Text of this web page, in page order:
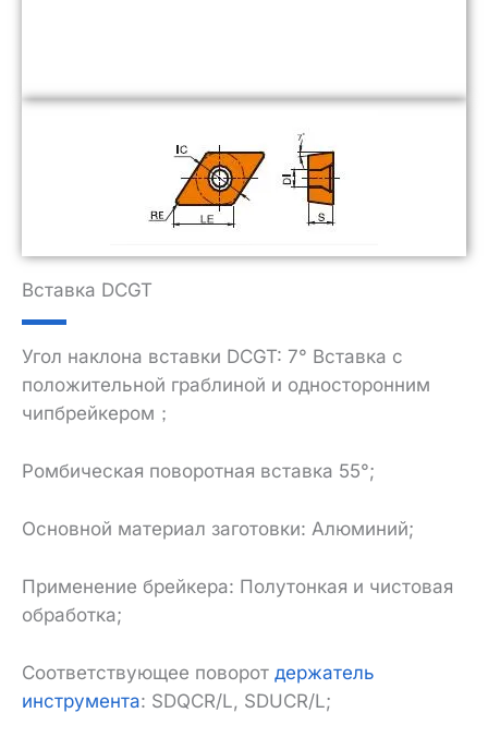
Вставка DCGT
Угол наклона вставки DCGT: 7° Вставка с
положительной граблиной и односторонним
чипбрейкером；
Ромбическая поворотная вставка 55°;
Основной материал заготовки: Алюминий;
Применение брейкера: Полутонкая и чистовая
обработка;
Соответствующее поворот держатель
инструмента: SDQCR/L, SDUCR/L;